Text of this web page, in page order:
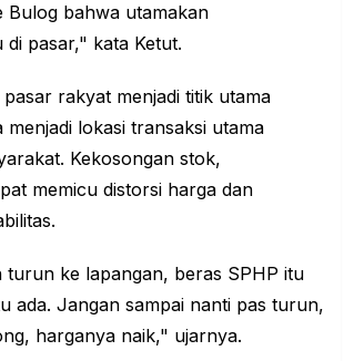
Bulog bahwa utamakan
di pasar," kata Ketut.
rakyat menjadi titik utama
menjadi lokasi transaksi utama
Kekosongan stok,
memicu distorsi harga dan
turun ke lapangan, beras SPHP itu
ada. Jangan sampai nanti pas turun,
harganya naik," ujarnya.